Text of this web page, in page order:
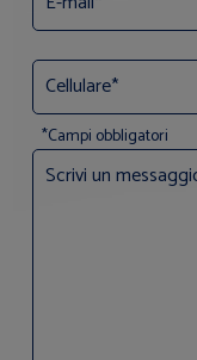
*Campi obbligatori